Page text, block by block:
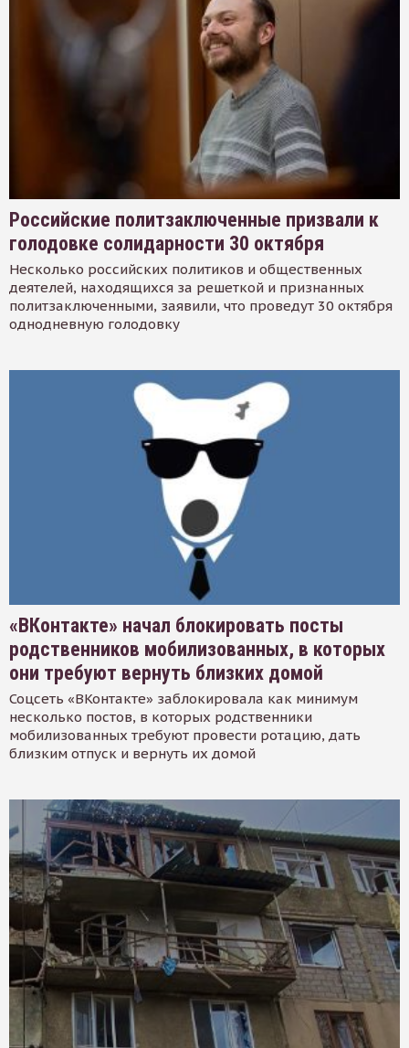
Российские политзаключенные призвали к
голодовке солидарности 30 октября
Несколько российских политиков и общественных
деятелей, находящихся за решеткой и признанных
политзаключенными, заявили, что проведут 30 октября
однодневную голодовку
«ВКонтакте» начал блокировать посты
родственников мобилизованных, в которых
они требуют вернуть близких домой
Соцсеть «ВКонтакте» заблокировала как минимум
несколько постов, в которых родственники
мобилизованных требуют провести ротацию, дать
близким отпуск и вернуть их домой